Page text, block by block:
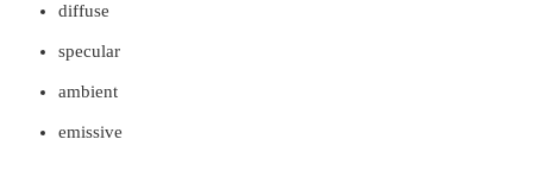
diffuse
specular
ambient
emissive